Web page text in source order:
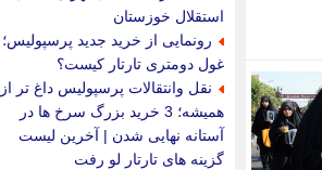
استقلال خوزستان
رونمایی از خرید جدید پرسپولیس؛
غول دومتری تارتار کیست؟
نقل وانتقالات پرسپولیس داغ تر از
همیشه؛ 3 خرید بزرگ سرخ ها در
آستانه نهایی شدن | آخرین لیست
گزینه های تارتار لو رفت